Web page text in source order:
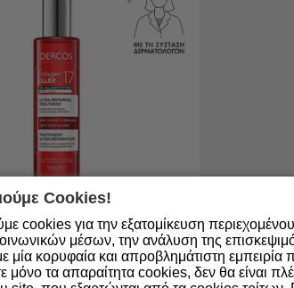
Collagen Filler 17
Cookies!
cookies για την εξατομίκευση
μέσων, την ανάλυση της
μία κορυφαία και απροβλημάτιστη εμπειρία
μόνο τα απαραίτητα cookies, δεν θα είναι